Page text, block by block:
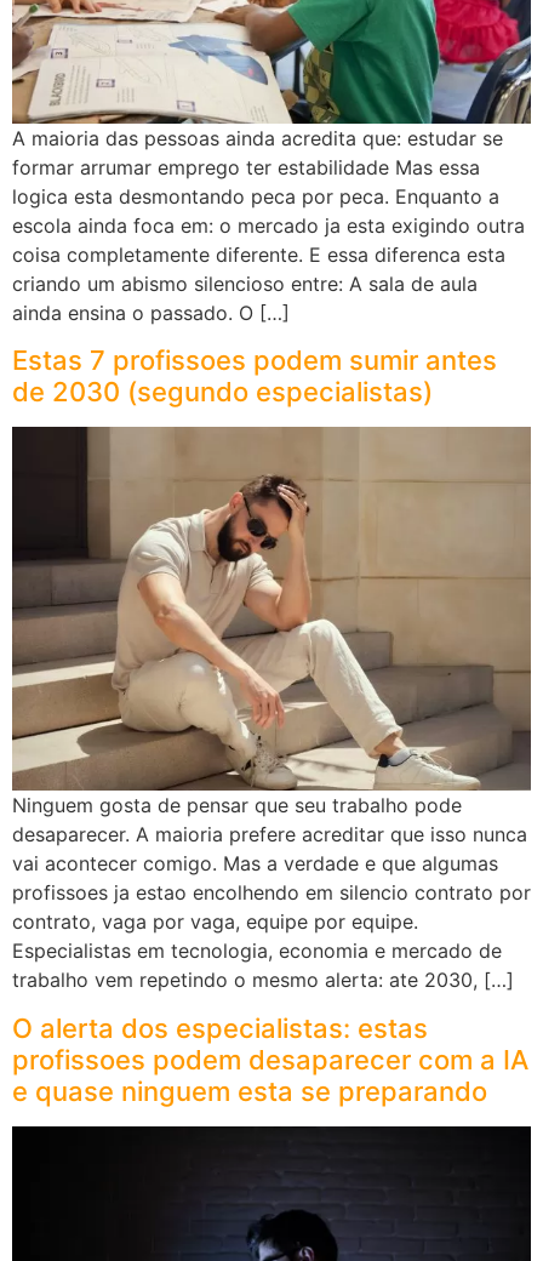
A maioria das pessoas ainda acredita que: estudar se
formar arrumar emprego ter estabilidade Mas essa
logica esta desmontando peca por peca. Enquanto a
escola ainda foca em: o mercado ja esta exigindo outra
coisa completamente diferente. E essa diferenca esta
criando um abismo silencioso entre: A sala de aula
ainda ensina o passado. O […]
Estas 7 profissoes podem sumir antes
de 2030 (segundo especialistas)
Ninguem gosta de pensar que seu trabalho pode
desaparecer. A maioria prefere acreditar que isso nunca
vai acontecer comigo. Mas a verdade e que algumas
profissoes ja estao encolhendo em silencio contrato por
contrato, vaga por vaga, equipe por equipe.
Especialistas em tecnologia, economia e mercado de
trabalho vem repetindo o mesmo alerta: ate 2030, […]
O alerta dos especialistas: estas
profissoes podem desaparecer com a IA
e quase ninguem esta se preparando